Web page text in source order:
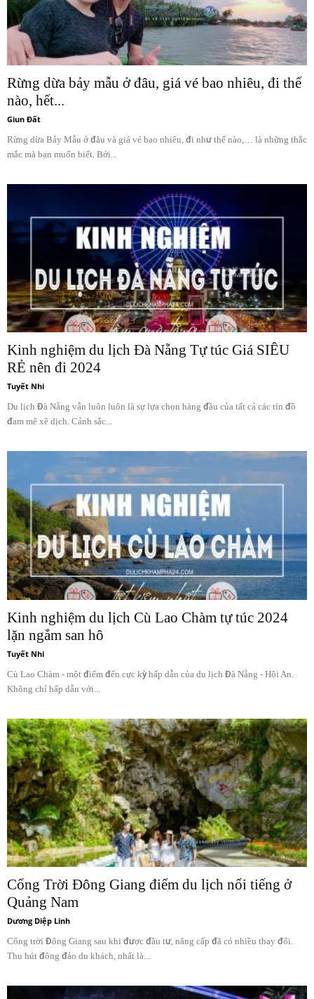
Rừng dừa bảy mẫu ở đâu, giá vé bao nhiêu, đi thế
nào, hết...
Giun Đất
Rừng dừa Bảy Mẫu ở đâu và giá vé bao nhiêu, đi như thế nào,… là những thắc
mắc mà bạn muốn biết. Bởi...
Kinh nghiệm du lịch Đà Nẵng Tự túc Giá SIÊU
RẺ nên đi 2024
Tuyết Nhi
Du lịch Đà Nẵng vẫn luôn luôn là sự lựa chọn hàng đầu của tất cả các tín đồ
đam mê xê dịch. Cảnh sắc...
Kinh nghiệm du lịch Cù Lao Chàm tự túc 2024
lặn ngắm san hô
Tuyết Nhi
Cù Lao Chàm - một điểm đến cực kỳ hấp dẫn của du lịch Đà Nẵng - Hội An.
Không chỉ hấp dẫn với...
Cổng Trời Đông Giang điểm du lịch nổi tiếng ở
Quảng Nam
Dương Diệp Linh
Cổng trời Đông Giang sau khi được đầu tư, nâng cấp đã có nhiều thay đổi.
Thu hút đông đảo du khách, nhất là...